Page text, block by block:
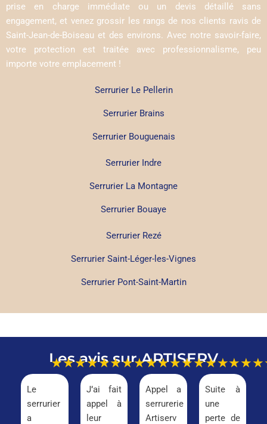
prise en charge immédiate ou un devis détaillé sans
engagement, et venez grossir les rangs de nos clients ravis de
Saint-Jean-de-Boiseau et des environs. Avec notre savoir-faire,
votre protection est traitée avec professionnalisme, peu
importe votre emplacement !
Serrurier Le Pellerin
Serrurier Brains
Serrurier Bouguenais
Serrurier Indre
Serrurier La Montagne
Serrurier Bouaye
Serrurier Rezé
Serrurier Saint-Léger-les-Vignes
Serrurier Pont-Saint-Martin
Les avis sur ARTISERV
★★★★★
Le
serrurier
a
★★★★★
J’ai fait
appel à
leur
★★★★★
Appel a
serrurerie
Artiserv
Suite à
une
perte de